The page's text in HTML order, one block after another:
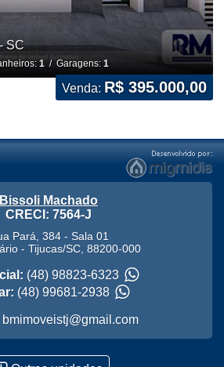
SC
1 / Garagens: 1
Venda: R$ 395.000,00
Bissoli Machado
CRECI: 7564-J
Pará, 384 - Sala 01
- Tijucas/SC 88200-000
(48) 98823-6323
(48) 99681-2938
bmimoveistj@gmail.com